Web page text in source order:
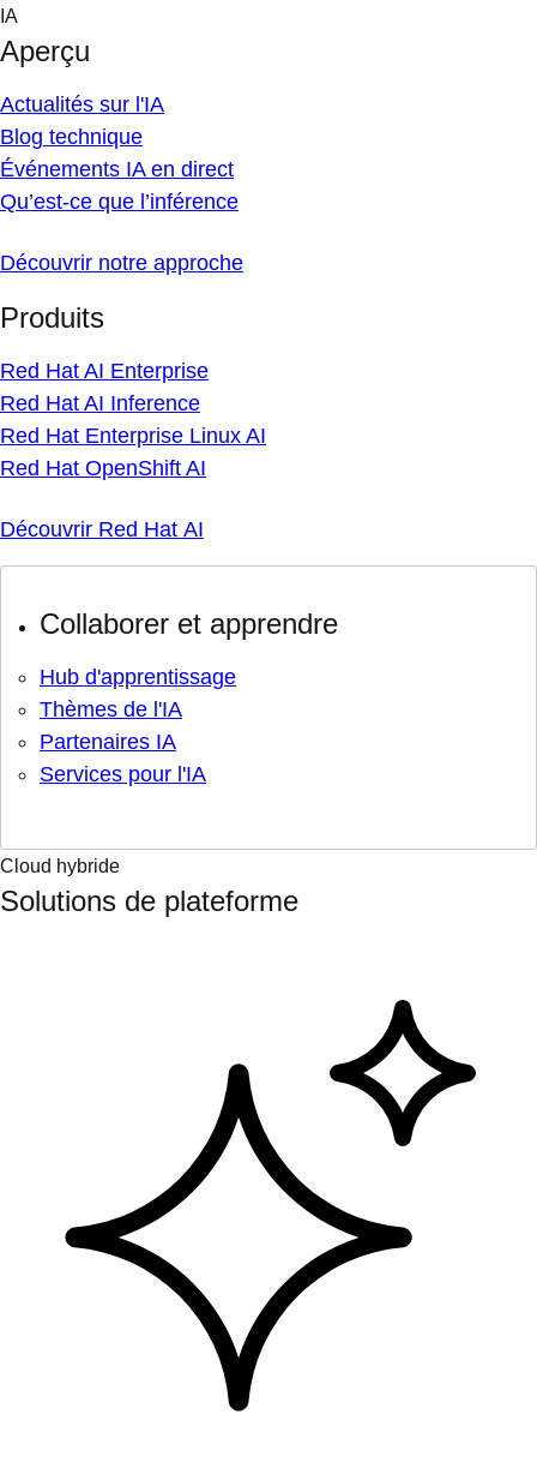
Skip
content
IA
Aperçu
Actualités sur l'IA
Blog technique
Événements IA en direct
Qu’est-ce que l’inférence
Découvrir notre approche
Produits
Red Hat AI Enterprise
Red Hat AI Inference
Red Hat Enterprise Linux AI
Red Hat OpenShift AI
Découvrir Red Hat AI
Collaborer et apprendre
Hub d'apprentissage
Thèmes de l'IA
Partenaires IA
Services pour l'IA
Cloud hybride
Solutions de plateforme